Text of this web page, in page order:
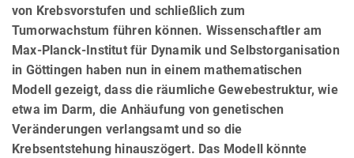
von Krebsvorstufen und schließlich zum
Tumorwachstum führen können. Wissenschaftler am
Max-Planck-Institut für Dynamik und Selbstorganisation
in Göttingen haben nun in einem mathematischen
Modell gezeigt, dass die räumliche Gewebestruktur, wie
etwa im Darm, die Anhäufung von genetischen
Veränderungen verlangsamt und so die
Krebsentstehung hinauszögert. Das Modell könnte